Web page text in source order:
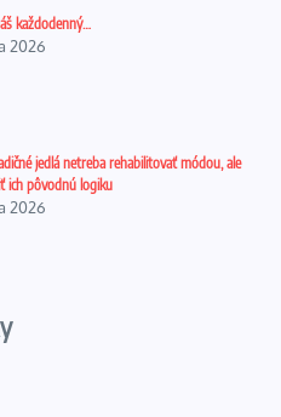
každodenný…
2026
jedlá netreba rehabilitovať módou, ale
ich pôvodnú logiku
2026